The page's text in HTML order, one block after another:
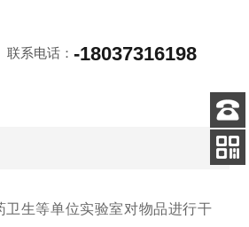
联系电话：-18037316198
生等单位实验室对物品进行干
客服
电话